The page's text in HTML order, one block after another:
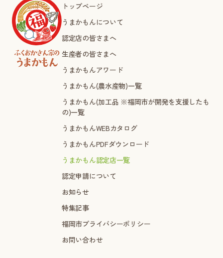
トップページ
うまかもんについて
認定店の皆さまへ
生産者の皆さまへ
うまかもんアワード
うまかもん(農水産物)一覧
うまかもん(加工品 ※福岡市が開発を支援したも
の)一覧
うまかもんWEBカタログ
うまかもんPDFダウンロード
うまかもん認定店一覧
認定申請について
お知らせ
特集記事
福岡市プライバシーポリシー
お問い合わせ